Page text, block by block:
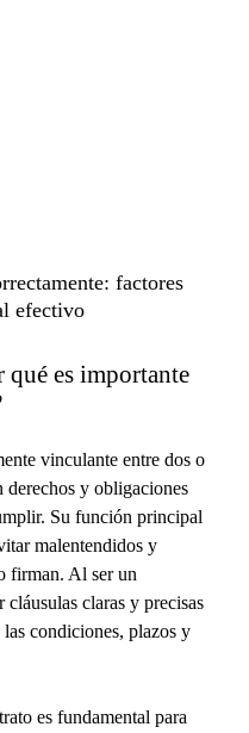
factores
efectivo
qué es importante
vinculante entre dos o
derechos y obligaciones
Su función principal
malentendidos y
firman. Al ser un
claras y precisas
condiciones, plazos y
es fundamental para